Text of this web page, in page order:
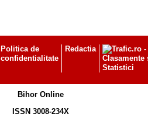
Politica de
confidentialitate
Redactia
Bihor Online
ISSN 3008-234X